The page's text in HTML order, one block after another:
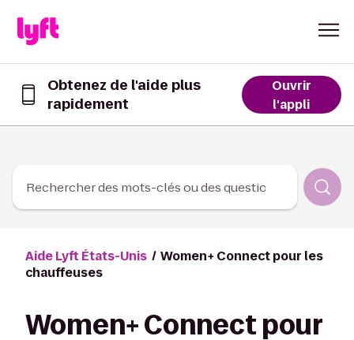
Obtenez de l'aide plus
rapidement
Obtenez
dans
Ouvrir
l'appli
Rechercher des mots-clés ou des questions
Aide Lyft États-Unis
Women+ Connect pour les
chauffeuses
Women+ Connect pour